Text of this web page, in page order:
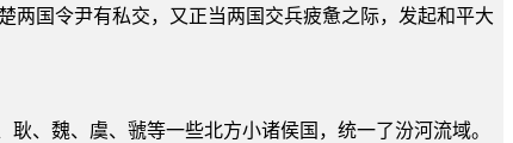
两国令尹有私交，又正当两国交兵疲惫之际，发起和平大
、魏、虞、虢等一些北方小诸侯国，统一了汾河流域。